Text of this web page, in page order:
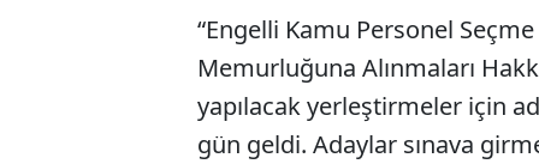
“Engelli Kamu Personel
Memurluğuna Alınmaları
yapılacak yerleştirmeler için
gün geldi. Adaylar sınava